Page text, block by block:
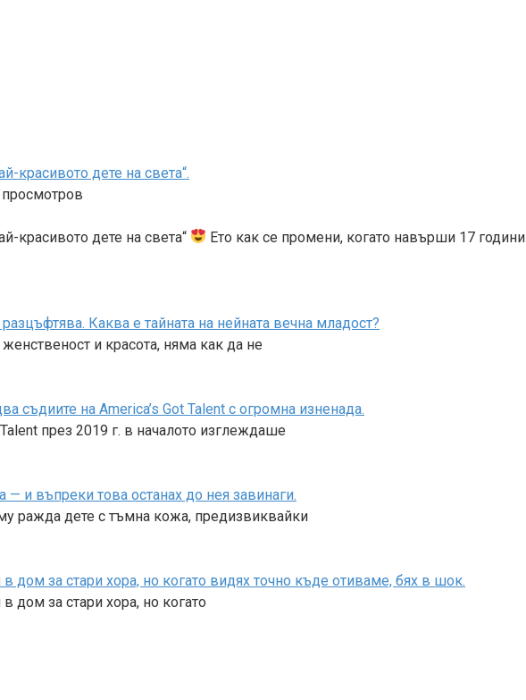
красивото дете на света“.
красивото дете на света“ Ето как се промени, когато навърши 17 години
Каква е тайната на нейната вечна младост?
и красота, няма как да не
съдиите на America’s Got Talent с огромна изненада.
през 2019 г. в началото изглеждаше
и въпреки това останах до нея завинаги.
ражда дете с тъмна кожа, предизвиквайки
за стари хора, но когато видях точно къде отиваме, бях в шок.
дом за стари хора, но когато